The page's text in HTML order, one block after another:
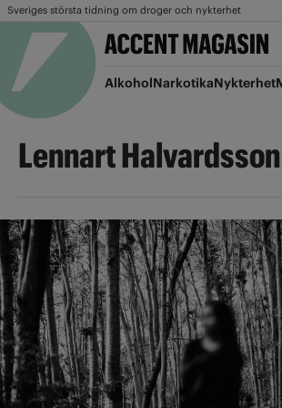
Sveriges största tidning om droger och nykterhet
AlkoholNarkotikaNykterhet
Lennart Halvardsson